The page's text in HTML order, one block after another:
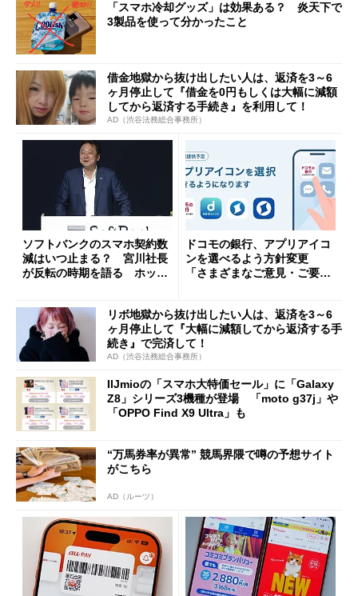
「スマホ冷却グッズ」は効果ある？ 炎天下で
3製品を使って分かったこと
借金地獄から抜け出したい人は、返済を3～6
ヶ月停止して『借金を0円もしくは大幅に減額
してから返済する手続き』を利用して！
AD（渋谷法務総合事務所）
ソフトバンクのスマホ契約数
減はいつ止まる？ 宮川社長
が反転の時期を語る ホッピ
ドコモの銀行、アプリアイコ
ンを選べるよう方針変更
「さまざまなご意見・ご要望
リボ地獄から抜け出したい人は、返済を3～6
ヶ月停止して『大幅に減額してから返済する手
続き』で完済して！
AD（渋谷法務総合事務所）
IIJmioの「スマホ大特価セール」に「Galaxy
Z8」シリーズ3機種が登場 「moto g37j」や
「OPPO Find X9 Ultra」も
“万馬券率が異常” 競馬界隈で噂の予想サイト
がこちら
AD（ルーツ）